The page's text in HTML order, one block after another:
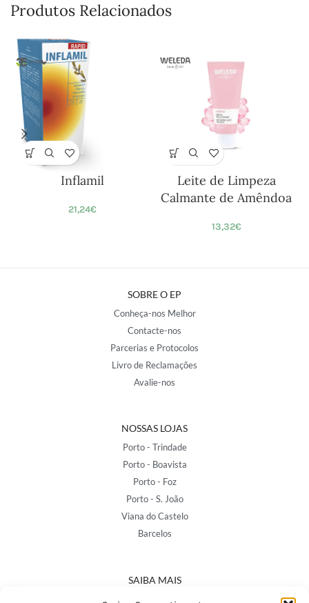
Produtos Relacionados
Inflamil
21,24€
Leite de Limpeza
Calmante de Amêndoa
13,32€
SOBRE O EP
Conheça-nos Melhor
Contacte-nos
Parcerias e Protocolos
Livro de Reclamações
Avalie-nos
NOSSAS LOJAS
Porto - Trindade
Porto - Boavista
Porto - Foz
Porto - S. João
Viana do Castelo
Barcelos
SAIBA MAIS
Política de Privacidade